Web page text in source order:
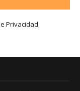
Privacidad